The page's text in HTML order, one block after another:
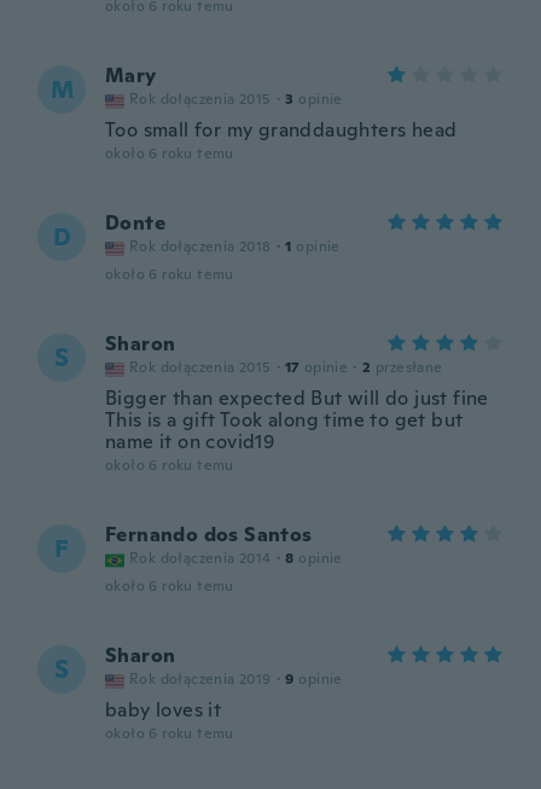
około 6 roku temu
M Mary
Rok dołączenia 2015 · 3 opinie
Too small for my granddaughters head
około 6 roku temu
D Donte
Rok dołączenia 2018 · 1 opinie
około 6 roku temu
S Sharon
Rok dołączenia 2015 · 17 opinie · 2 przesłane
Bigger than expected But will do just fine
This is a gift Took along time to get but
name it on covid19
około 6 roku temu
F Fernando dos Santos
Rok dołączenia 2014 · 8 opinie
około 6 roku temu
S Sharon
Rok dołączenia 2019 · 9 opinie
baby loves it
około 6 roku temu